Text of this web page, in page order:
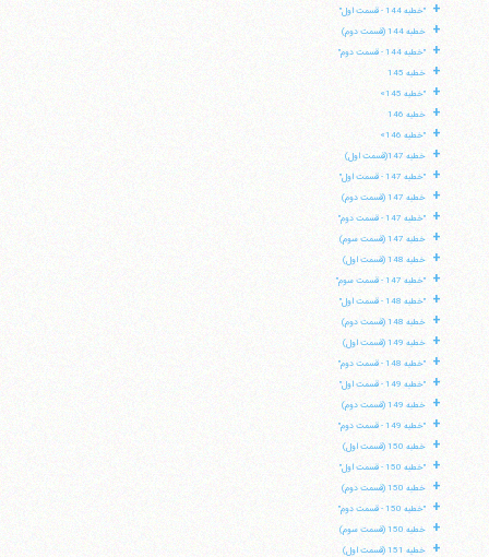
+ "خطبه 144 - قسمت اول"
+ خطبه 144 (قسمت دوم)
+ "خطبه 144 - قسمت دوم"
+ خطبه 145
+ "خطبه 145»
+ خطبه 146
+ "خطبه 146»
+ خطبه 147(قسمت اول)
+ "خطبه 147 - قسمت اول"
+ خطبه 147 (قسمت دوم)
+ "خطبه 147 - قسمت دوم"
+ خطبه 147 (قسمت سوم)
+ خطبه 148 (قسمت اول)
+ "خطبه 147 - قسمت سوم"
+ "خطبه 148 - قسمت اول"
+ خطبه 148 (قسمت دوم)
+ خطبه 149 (قسمت اول)
+ "خطبه 148 - قسمت دوم"
+ "خطبه 149 - قسمت اول"
+ خطبه 149 (قسمت دوم)
+ "خطبه 149 - قسمت دوم"
+ خطبه 150 (قسمت اول)
+ "خطبه 150 - قسمت اول"
+ خطبه 150 (قسمت دوم)
+ "خطبه 150 - قسمت دوم"
+ خطبه 150 (قسمت سوم)
+ خطبه 151 (قسمت اول)